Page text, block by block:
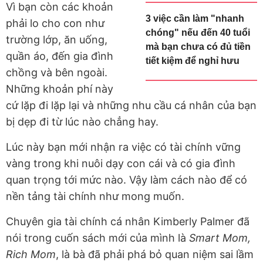
3 việc cần làm "nhanh
chóng" nếu đến 40 tuổi
mà bạn chưa có đủ tiền
tiết kiệm để nghỉ hưu
Vì bạn còn các khoản
phải lo cho con như
trường lớp, ăn uống,
quần áo, đến gia đình
chồng và bên ngoài.
Những khoản phí này
cứ lặp đi lặp lại và những nhu cầu cá nhân của bạn
bị dẹp đi từ lúc nào chẳng hay.
Lúc này bạn mới nhận ra việc có tài chính vững
vàng trong khi nuôi dạy con cái và có gia đình
quan trọng tới mức nào. Vậy làm cách nào để có
nền tảng tài chính như mong muốn.
Chuyên gia tài chính cá nhân Kimberly Palmer đã
nói trong cuốn sách mới của mình là Smart Mom,
Rich Mom, là bà đã phải phá bỏ quan niệm sai lầm